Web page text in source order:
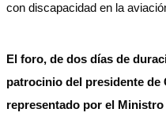
con discapacidad en la
El foro, de dos días de
patrocinio del presidente de
representado por el